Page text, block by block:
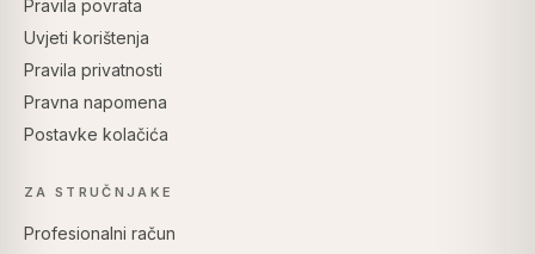
Pravila povrata
Uvjeti korištenja
Pravila privatnosti
Pravna napomena
Postavke kolačića
ZA STRUČNJAKE
Profesionalni račun